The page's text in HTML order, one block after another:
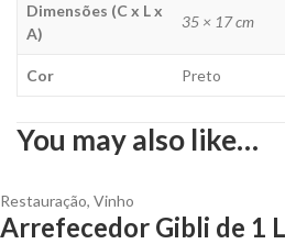
Dimensões (C x L x
A)
35 × 17 cm
Cor Preto
You may also like…
Restauração, Vinho
Arrefecedor Gibli de 1